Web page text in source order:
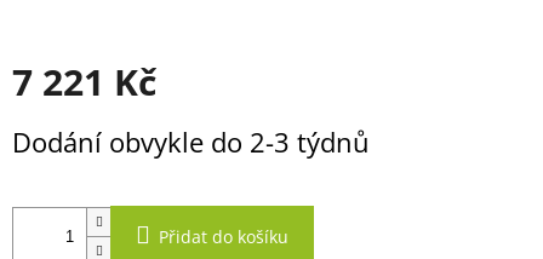
7 221 Kč
cena:
Dodání obvykle do 2-3 týdnů
Přidat do košíku